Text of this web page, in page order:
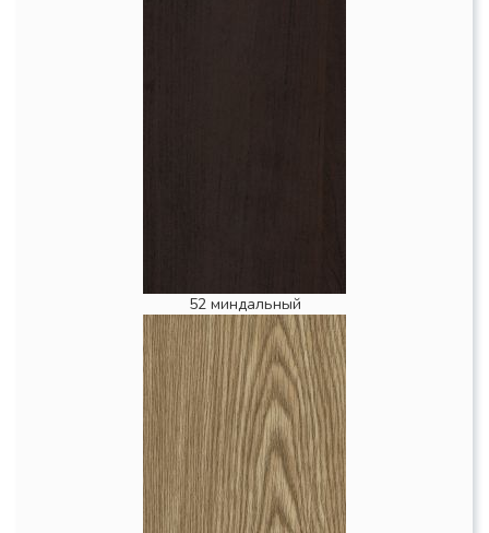
52 миндальный